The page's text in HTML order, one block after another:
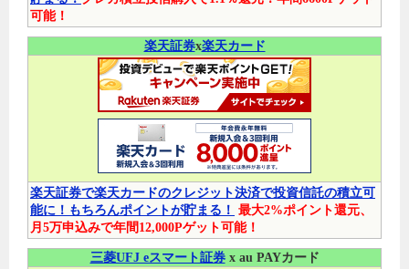
可能！
楽天証券x楽天カード
楽天証券で楽天カードのクレジット決済で投資信託の積立可
能に！もちろんポイントが貯まる！ 最大2%ポイント還元、
月5万申込みで年間12,000Pゲット可能！
三菱UFJ eスマート証券x au PAYカード